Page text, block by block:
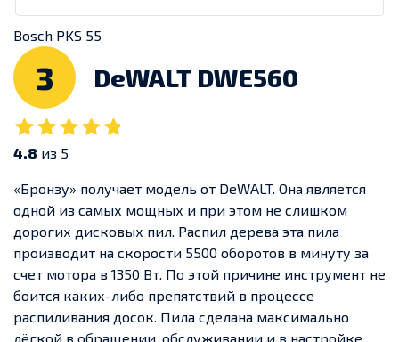
Bosch PKS 55
3 DeWALT DWE560
4.8 из 5
«Бронзу» получает модель от DeWALT. Она является
одной из самых мощных и при этом не слишком
дорогих дисковых пил. Распил дерева эта пила
производит на скорости 5500 оборотов в минуту за
счет мотора в 1350 Вт. По этой причине инструмент не
боится каких-либо препятствий в процессе
распиливания досок. Пила сделана максимально
лёгкой в обращении, обслуживании и в настройке.